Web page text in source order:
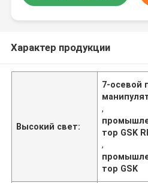
Характер продукции
Высокий свет:
7-осевой
,
тор GSK
,
тор GSK